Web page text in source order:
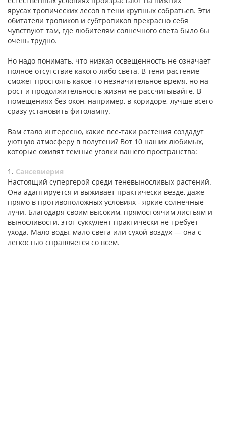
ярусах тропических лесов в тени крупных собратьев. Эти
обитатели тропиков и субтропиков прекрасно себя
чувствуют там, где любителям солнечного света было бы
очень трудно.
Но надо понимать, что низкая освещенность не означает
полное отсутствие какого-либо света. В тени растение
сможет простоять какое-то незначительное время, но на
рост и продолжительность жизни не рассчитывайте. В
помещениях без окон, например, в коридоре, лучше всего
сразу установить фитолампу.
Вам стало интересно, какие все-таки растения создадут
уютную атмосферу в полутени? Вот 10 наших любимых,
которые оживят темные уголки вашего пространства:
1. Сансевиерия
Настоящий супергерой среди теневыносливых растений.
Она адаптируется и выживает практически везде, даже
прямо в противоположных условиях - яркие солнечные
лучи. Благодаря своим высоким, прямостоячим листьям и
выносливости, этот суккулент практически не требует
ухода. Мало воды, мало света или сухой воздух — она с
легкостью справляется со всем.